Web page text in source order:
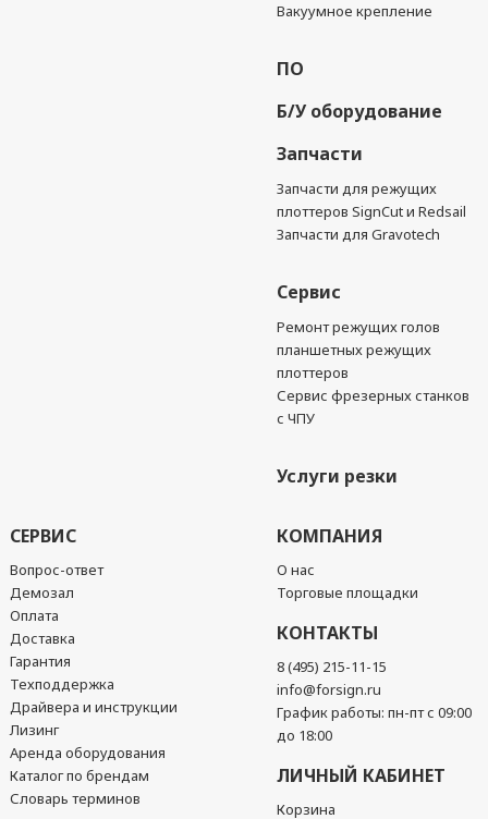
Вакуумное крепление
ПО
Б/У оборудование
Запчасти
Запчасти для режущих
плоттеров SignCut и Redsail
Запчасти для Gravotech
Сервис
Ремонт режущих голов
планшетных режущих
плоттеров
Сервис фрезерных станков
с ЧПУ
Услуги резки
СЕРВИС
Вопрос-ответ
Демозал
Оплата
Доставка
Гарантия
Техподдержка
Драйвера и инструкции
Лизинг
Аренда оборудования
Каталог по брендам
Словарь терминов
КОМПАНИЯ
О нас
Торговые площадки
КОНТАКТЫ
8 (495) 215-11-15
info@forsign.ru
График работы: пн-пт с 09:00
до 18:00
ЛИЧНЫЙ КАБИНЕТ
Корзина